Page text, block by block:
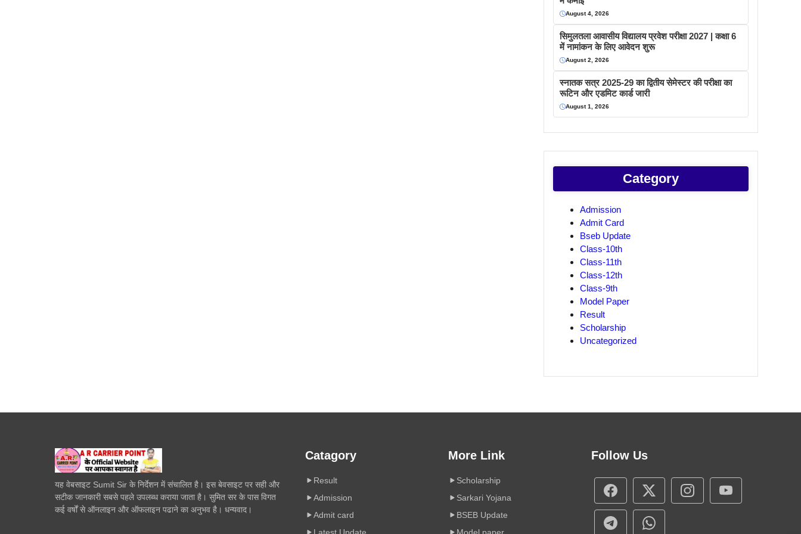
August 4, 2026
सिमुलतला आवासीय विद्यालय प्रवेश परीक्षा 2027 | कक्षा 6
में नामांकन के लिए आवेदन शुरू
August 2, 2026
स्नातक सत्र 2025-29 का द्वितीय सेमेस्टर की परीक्षा का
रूटिन और एडमिट कार्ड जारी
August 1, 2026
Category
Admission
Admit Card
Bseb Update
Class-10th
Class-11th
Class-12th
Class-9th
Model Paper
Result
Scholarship
Uncategorized
यह वेबसाइट Sumit Sir के निर्देशन में संचालित है। इस बेवसाइट पर सही और
सटीक जानकारी सबसे पहले उपलब्ध कराया जाता है। सुमित सर के पास विगत
कई वर्षों से ऑनलाइन और ऑफलाइन पढाने का अनुभव है। धन्यवाद।
Catagory
Result
Admission
Admit card
Latest Update
More Link
Scholarship
Sarkari Yojana
BSEB Update
Model paper
Follow Us